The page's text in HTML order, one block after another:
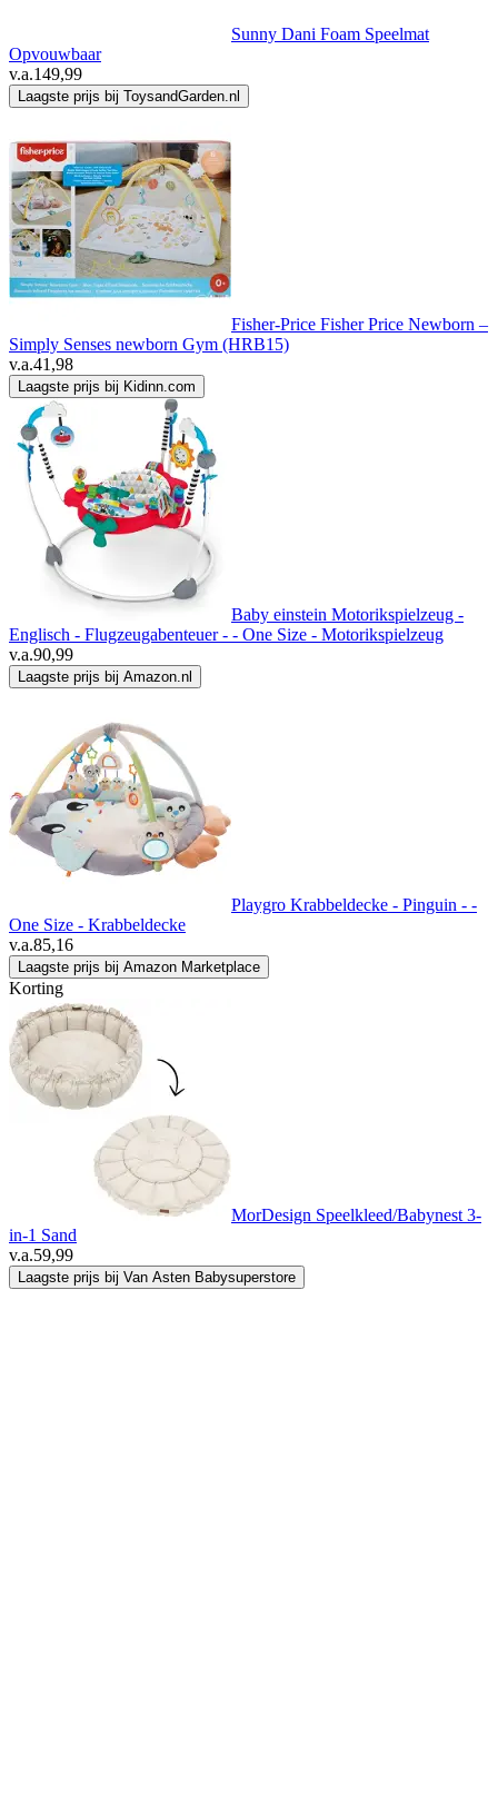
Sunny Dani Foam Speelmat
Opvouwbaar
v.a.149,99
Laagste prijs bij ToysandGarden.nl
Fisher-Price Fisher Price Newborn –
Simply Senses newborn Gym (HRB15)
v.a.41,98
Laagste prijs bij Kidinn.com
Baby einstein Motorikspielzeug -
Englisch - Flugzeugabenteuer - - One Size - Motorikspielzeug
v.a.90,99
Laagste prijs bij Amazon.nl
Playgro Krabbeldecke - Pinguin - -
One Size - Krabbeldecke
v.a.85,16
Laagste prijs bij Amazon Marketplace
Korting
MorDesign Speelkleed/Babynest 3-
in-1 Sand
v.a.59,99
Laagste prijs bij Van Asten Babysuperstore